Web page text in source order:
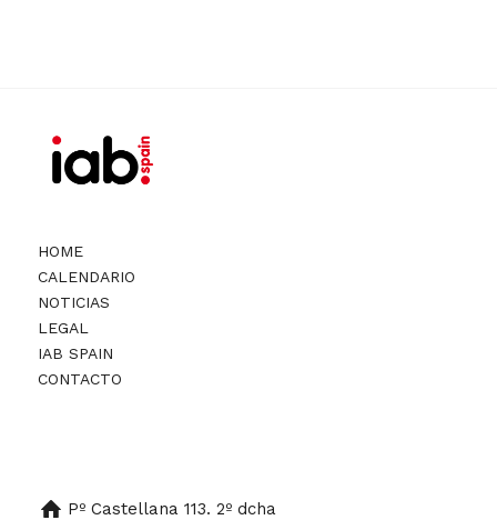
HOME
CALENDARIO
NOTICIAS
LEGAL
IAB SPAIN
CONTACTO
Pº Castellana 113. 2º dcha